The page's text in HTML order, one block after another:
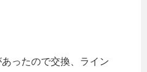
ったので交換、ライン